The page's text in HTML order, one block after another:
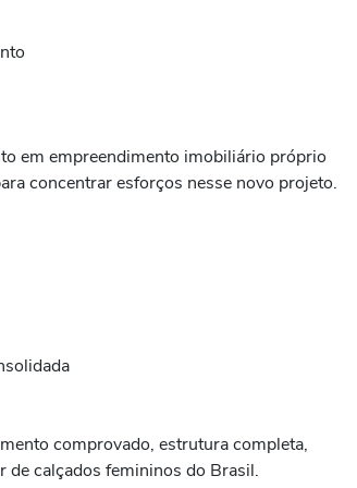
em empreendimento imobiliário próprio
concentrar esforços nesse novo projeto.
comprovado, estrutura completa,
de calçados femininos do Brasil.